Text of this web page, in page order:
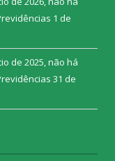
1 de
de 2025, não há
31 de